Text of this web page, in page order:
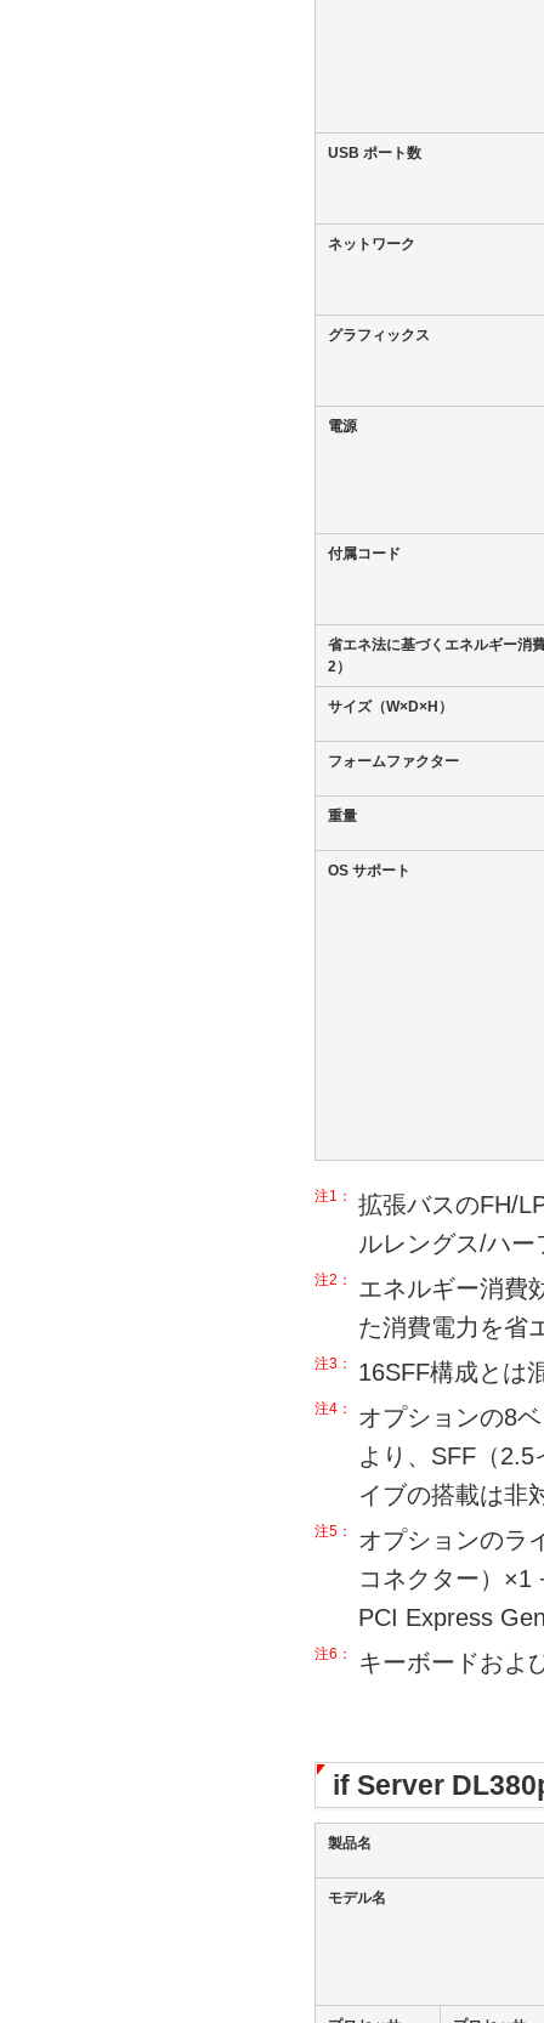
USB ポート数
ネットワーク
グラフィックス
電源
付属コード
省エネ法に基づくエネルギー消
2）
サイズ（W×D×H）
フォームファクター
重量
OS サポート
注1：
拡張バスのFH/
ルレングス/ハ
注2：
エネルギー消費
た消費電力を省
注3： 16SFF構成とは
注4：
オプションの8
より、SFF（
イブの搭載は非
注5：
オプションのラ
コネクター）×1
PCI Express
注6： キーボードおよ
if Server
製品名
モデル名